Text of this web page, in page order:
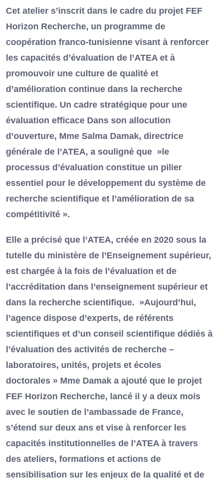
Cet atelier s’inscrit dans le cadre du projet FEF
Horizon Recherche, un programme de
coopération franco-tunisienne visant à renforcer
les capacités d’évaluation de l’ATEA et à
promouvoir une culture de qualité et
d’amélioration continue dans la recherche
scientifique. Un cadre stratégique pour une
évaluation efficace Dans son allocution
d’ouverture, Mme Salma Damak, directrice
générale de l’ATEA, a souligné que »le
processus d’évaluation constitue un pilier
essentiel pour le développement du système de
recherche scientifique et l’amélioration de sa
compétitivité ».
Elle a précisé que l’ATEA, créée en 2020 sous la
tutelle du ministère de l’Enseignement supérieur,
est chargée à la fois de l’évaluation et de
l’accréditation dans l’enseignement supérieur et
dans la recherche scientifique. »Aujourd’hui,
l’agence dispose d’experts, de référents
scientifiques et d’un conseil scientifique dédiés à
l’évaluation des activités de recherche –
laboratoires, unités, projets et écoles
doctorales » Mme Damak a ajouté que le projet
FEF Horizon Recherche, lancé il y a deux mois
avec le soutien de l’ambassade de France,
s’étend sur deux ans et vise à renforcer les
capacités institutionnelles de l’ATEA à travers
des ateliers, formations et actions de
sensibilisation sur les enjeux de la qualité et de